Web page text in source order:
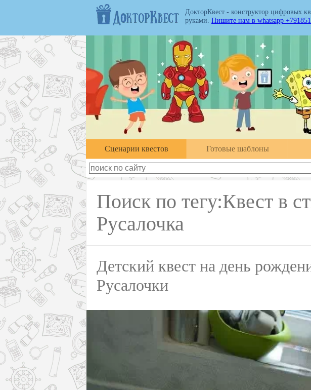
ДокторКвест - конструктор цифровых
руками. Пишите нам в whatsapp
Cценарии квестов Готовые шаблоны
Поиск по тегу:Квест в
Русалочка
Детский квест на день
Русалочки